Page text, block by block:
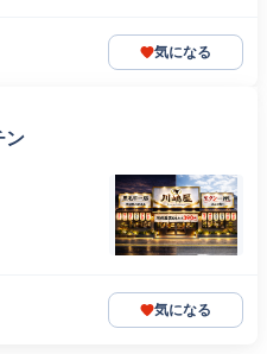
気になる
ン
気になる